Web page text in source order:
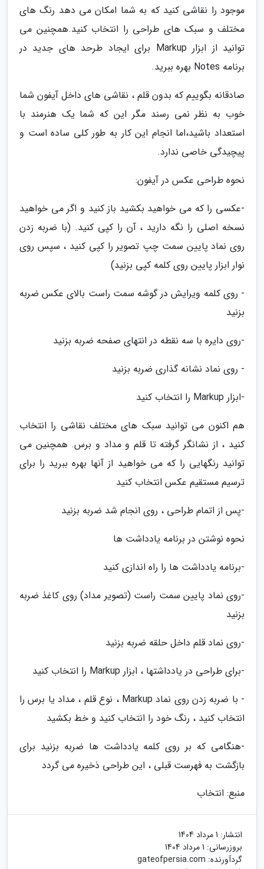
موجود را نقاشی کنید که به شما امکان می دهد رنگ های
مختلف و سبک های طراحی را انتخاب کنید.همچنین می
توانید از ابزار Markup برای ایجاد طرحد های جدید در
برنامه Notes بهره ببرید.
صادقانه بگوییم که بدون قلم ، نقاشی های داخل آیفون شما
خوب به نظر نمی رسند مگر این که شما یک هنرمند با
استعداد باشید،اما انجام این کار به طور کلی ساده است و
پیچیدگی خاصی ندارد.
نحوه طراحی عکس در آیفون:
-عکسی را که می خواهید بکشید باز کنید و اگر می خواهید
نسخه اصلی را نگه دارید ، آن را کپی کنید. (با ضربه زدن
روی نماد پایین سمت چپ تصویر را کپی کنید ، سپس روی
نوار ابزار پایین روی کلمه کپی بزنید)
- روی کلمه ویرایش در گوشه سمت راست بالای عکس ضربه
بزنید
-روی دایره با سه نقطه در انتهای صفحه ضربه بزنید
- روی نماد نشانه گذاری ضربه بزنید
-ابزار Markup را انتخاب کنید
هم اکنون می توانید سبک های مختلف نقاشی را انتخاب
کنید ، از نشانگر گرفته تا قلم و مداد و برس. همچنین می
توانید رنگهایی را که می خواهید از آنها بهره ببرید را برای
ترسیم مستقیم عکس انتخاب کنید
-پس از اتمام طراحی ، روی انجام شد ضربه بزنید
نحوه نوشتن در برنامه یادداشت ها
-برنامه یادداشت ها را راه اندازی کنید
-روی نماد پایین سمت راست (تصویر مداد) روی کاغذ ضربه
بزنید
-روی نماد قلم داخل حلقه ضربه بزنید
-برای طراحی در یادداشتها ، ابزار Markup را انتخاب کنید
- با ضربه زدن روی نماد Markup ، نوع قلم ، مداد یا برس را
انتخاب کنید ، رنگ خود را انتخاب کنید و خط بکشید
-هنگامی که بر روی کلمه یادداشت ها ضربه بزنید برای
بازگشت به فهرست قبلی ، این طراحی ذخیره می گردد
منبع: انتخاب
انتشار: 1 مرداد 1404
بروزرسانی: 1 مرداد 1404
گردآورنده: gateofpersia.com